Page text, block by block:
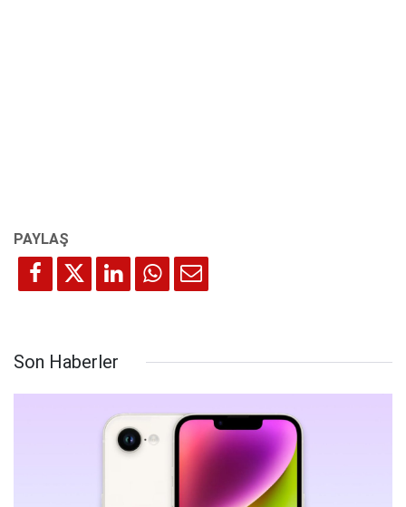
Son Haberler